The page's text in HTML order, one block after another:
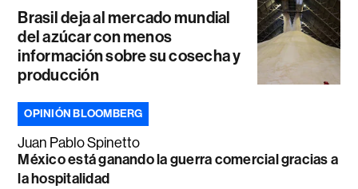
Brasil deja al mercado mundial
del azúcar con menos
información sobre su cosecha y
producción
OPINIÓN BLOOMBERG
Juan Pablo Spinetto
México está ganando la guerra comercial gracias a
la hospitalidad